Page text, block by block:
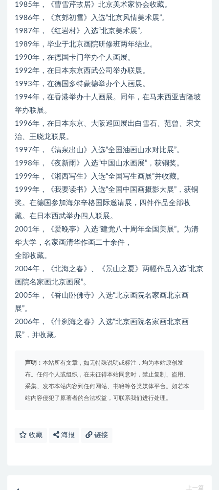
1985年，《曹雪芹故居》北京美术家协会收藏。
1986年，《京郊初雪》入选“北京风情美术展”。
1987年，《红岩村》入选“北京美术展”。
1989年，毕业于北京画院研修班两年结业。
1990年，在德国卡门举办个人画展。
1992年，在日本东京西武公司举办联展。
1993年，在德国多特蒙德举办个人画展。
1994年，在香港举办十人画展。同年，在马来西亚吉隆坡
举办联展。
1996年，在日本东京、大阪巡回展出白雪石、范曾、宋文
治、王晓龙联展。
1997年，《清泉出山》入选“全国油画山水对比展”。
1998年，《夜新雨》入选“中国山水画展”，获铜奖。
1999年，《湘西写生》入选“全国写生画展”并收藏。
1999年，《我要读书》入选“全国中国画摄影大展”，获铜
奖。在德国参加海尔辛格国际邀请展，四件作品全部收
藏。在日本西武举办四人联展。
2001年，《爱晚亭》入选“建党八十周年全国美展”。为清
华大学，名家画清华作画二十余件，
全部收藏。
2004年，《北海之春》、《景山之夏》两幅作品入选“北京
画院名家画北京画展”。
2005年，《香山卧佛寺》入选“北京画院名家画北京画
展”。
2006年，《什刹海之春》入选“北京画院名家画北京画
展”，并收藏。
声明： 本站所有文章，如无特殊说明或标注，均为本站原创发
布。任何个人或组织，在未征得本站同意时，禁止复制、盗用、
采集、发布本站内容到任何网站、书籍等各类媒体平台。如若本
站内容侵犯了原著者的合法权益，可联系我们进行处理。
收藏 海报 链接
上一篇